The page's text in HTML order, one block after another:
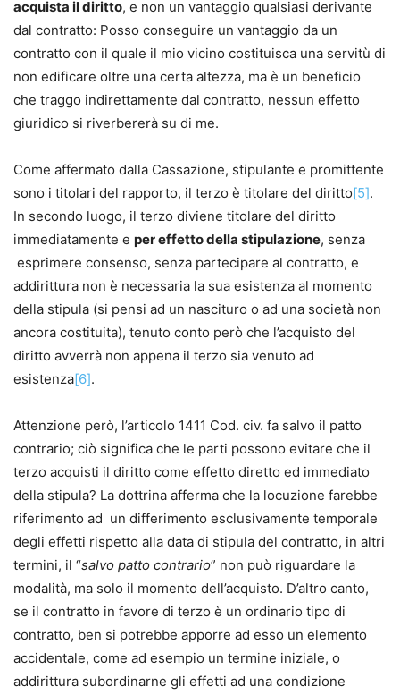
acquista il diritto, e non un vantaggio qualsiasi derivante
dal contratto: Posso conseguire un vantaggio da un
contratto con il quale il mio vicino costituisca una servitù di
non edificare oltre una certa altezza, ma è un beneficio
che traggo indirettamente dal contratto, nessun effetto
giuridico si riverbererà su di me.
Come affermato dalla Cassazione, stipulante e promittente
sono i titolari del rapporto, il terzo è titolare del diritto[5].
In secondo luogo, il terzo diviene titolare del diritto
immediatamente e per effetto della stipulazione, senza
esprimere consenso, senza partecipare al contratto, e
addirittura non è necessaria la sua esistenza al momento
della stipula (si pensi ad un nascituro o ad una società non
ancora costituita), tenuto conto però che l’acquisto del
diritto avverrà non appena il terzo sia venuto ad
esistenza[6].
Attenzione però, l’articolo 1411 Cod. civ. fa salvo il patto
contrario; ciò significa che le parti possono evitare che il
terzo acquisti il diritto come effetto diretto ed immediato
della stipula? La dottrina afferma che la locuzione farebbe
riferimento ad un differimento esclusivamente temporale
degli effetti rispetto alla data di stipula del contratto, in altri
termini, il “salvo patto contrario” non può riguardare la
modalità, ma solo il momento dell’acquisto. D’altro canto,
se il contratto in favore di terzo è un ordinario tipo di
contratto, ben si potrebbe apporre ad esso un elemento
accidentale, come ad esempio un termine iniziale, o
addirittura subordinarne gli effetti ad una condizione